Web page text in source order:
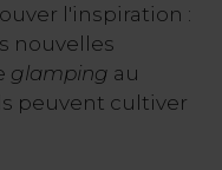
l'inspiration :
nouvelles
glamping au
peuvent cultiver